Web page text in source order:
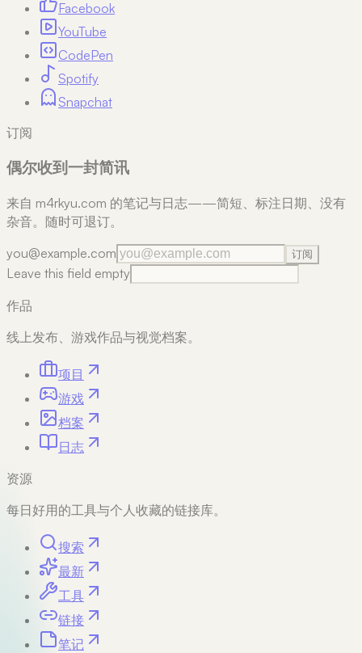
Facebook
YouTube
CodePen
Spotify
Snapchat
订阅
偶尔收到一封简讯
来自 m4rkyu.com 的笔记与日志——简短、标注日期、没有
杂音。随时可退订。
you@example.com
订阅
Leave this field empty
作品
线上发布、游戏作品与视觉档案。
项目
游戏
档案
日志
资源
每日好用的工具与个人收藏的链接库。
搜索
最新
工具
链接
笔记